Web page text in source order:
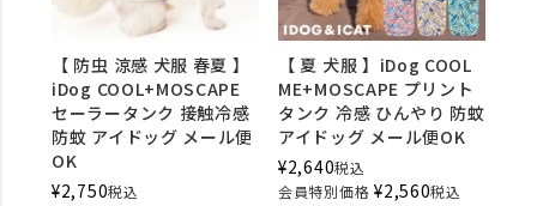
【 防虫 涼感 犬服 春夏 】
iDog COOL+MOSCAPE
セーラータンク 接触冷感
防蚊 アイドッグ メール便
OK
¥2,750税込
【 夏 犬服 】iDog COOL
ME+MOSCAPE プリント
タンク 冷感 ひんやり 防蚊
アイドッグ メール便OK
¥2,640税込
会員特別価格 ¥2,560税込